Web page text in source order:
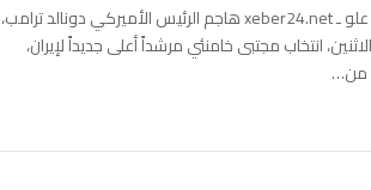
آفرين علو ـ xeber24.net هاجم الرئيس الأميركي دونالد ترامب،
انتخاب مجتبى خامنئي مرشداً أعلى جديداً لإيران،
من…